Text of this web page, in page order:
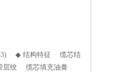
◆ 结构特征 缆芯结
层绞 缆芯填充油膏